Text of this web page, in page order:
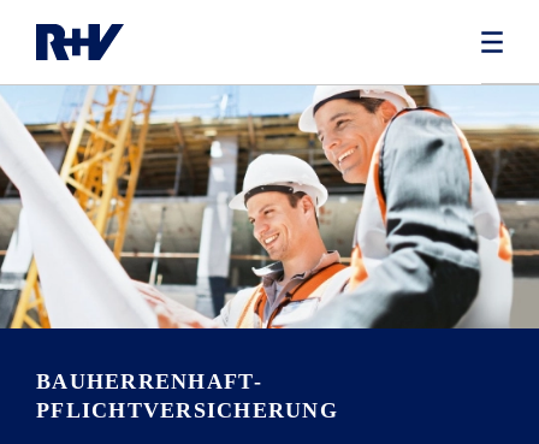
BAUHERRENHAFT­
PFLICHTVERSICHERUNG